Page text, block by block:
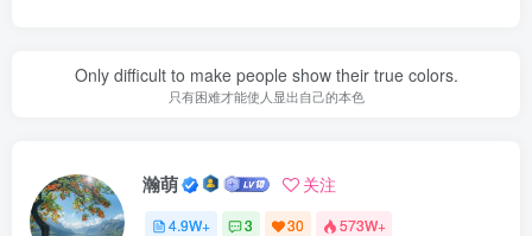
Only difficult to make people show their true colors.
只有困难才能使人显出自己的本色
瀚萌 关注
4.9W+ 3 30 573W+